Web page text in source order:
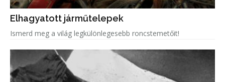
Elhagyatott járműtelepek
Ismerd meg a világ legkülönlegesebb roncstemetőit!